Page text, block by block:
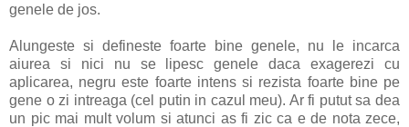
genele de jos.
Alungeste si defineste foarte bine genele, nu le incarca
aiurea si nici nu se lipesc genele daca exagerezi cu
aplicarea, negru este foarte intens si rezista foarte bine pe
gene o zi intreaga (cel putin in cazul meu). Ar fi putut sa dea
un pic mai mult volum si atunci as fi zic ca e de nota zece,